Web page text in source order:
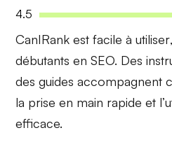
4.5
CanIRank estfacile à utiliser
débutants en SEO. Des
des guides accompagnent
la prise en main rapide et
efficace.